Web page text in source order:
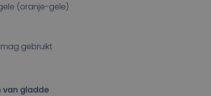
(oranje-gele)
gebruikt
van gladde